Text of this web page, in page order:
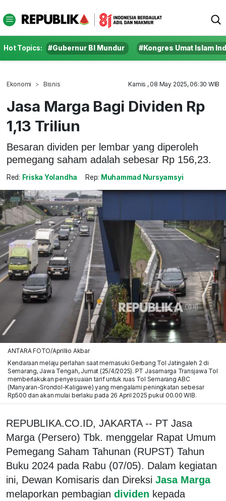
Hot Topics: #Gubernur BI Mundur #Kongres Umat Islam
Ekonomi Bisnis Kamis , 08 May 2025, 06:30 WIB
Jasa Marga Bagi Dividen Rp
1,13 Triliun
Besaran dividen per lembar yang diperoleh
pemegang saham adalah sebesar Rp 156,23.
Red: Friska Yolandha Rep: Muhammad Nursyamsyi
ANTARA FOTO/Aprillio Akbar
Kendaraan melaju perlahan saat memasuki Gerbang Tol Jatingaleh 2 di
Semarang, Jawa Tengah, Jumat (25/4/2025). PT Jasamarga Transjawa Tol
memberlakukan penyesuaian tarif untuk ruas Tol Semarang ABC
(Manyaran-Srondol-Kaligawe) yang mengalami peningkatan sebesar
Rp500 dan akan mulai berlaku pada 26 April 2025 pukul 00.00 WIB.
REPUBLIKA.CO.ID, JAKARTA -- PT Jasa
Marga (Persero) Tbk. menggelar Rapat Umum
Pemegang Saham Tahunan (RUPST) Tahun
Buku 2024 pada Rabu (07/05). Dalam kegiatan
ini, Dewan Komisaris dan Direksi Jasa Marga
melaporkan pembagian dividen kepada